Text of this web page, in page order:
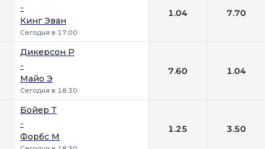
-
Кинг Эван
Сегодня в 17:00
1.04 7.70
Дикерсон Р
-
Майо Э
Сегодня в 18:30
7.60 1.04
Бойер Т
-
Форбс М
1.25 3.50